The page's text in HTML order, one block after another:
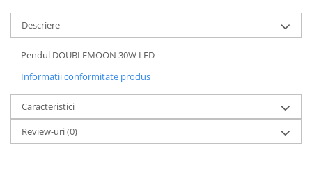
Descriere
Pendul DOUBLEMOON 30W LED
Informatii conformitate produs
Caracteristici
Review-uri(0)